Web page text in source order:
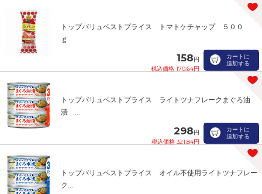
トップバリュベストプライス トマトケチャップ ５００
ｇ
158円
税込価格 170.64円
カートに
追加する
トップバリュベストプライス ライトツナフレークまぐろ油
漬 ...
298円
税込価格 321.84円
カートに
追加する
トップバリュベストプライス オイル不使用ライトツナフレー
ク...